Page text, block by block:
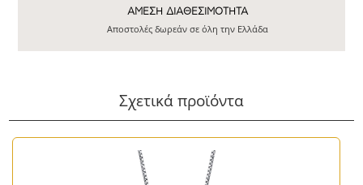
ΆΜΕΣΗ ΔΙΑΘΕΣΙΜΌΤΗΤΑ
Αποστολές δωρεάν σε όλη την Ελλάδα
Σχετικά προϊόντα